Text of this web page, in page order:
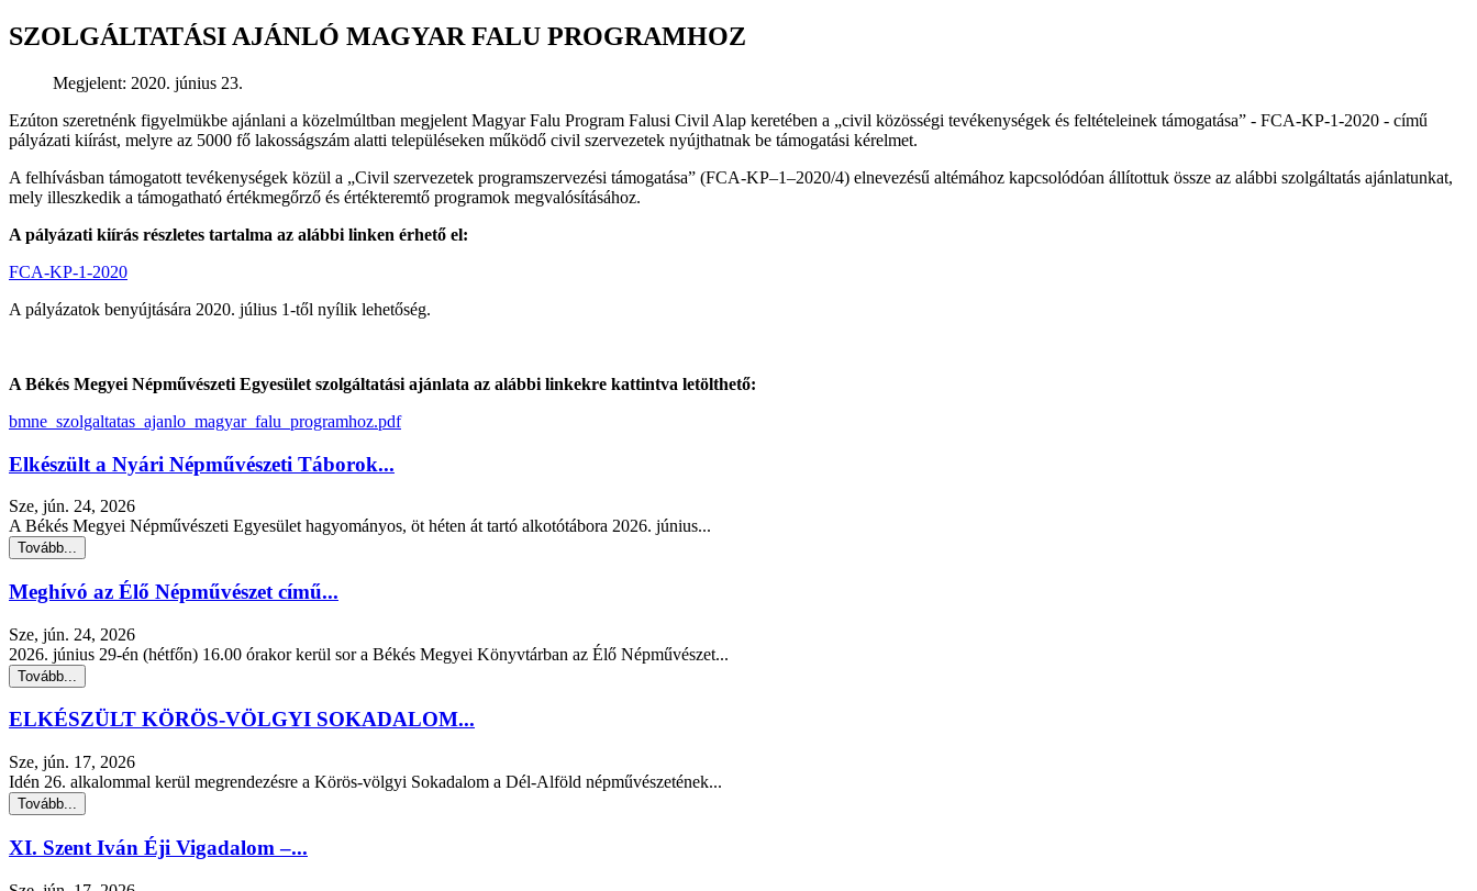
SZOLGÁLTATÁSI AJÁNLÓ MAGYAR FALU PROGRAMHOZ
Megjelent: 2020. június 23.
Ezúton szeretnénk figyelmükbe ajánlani a közelmúltban megjelent Magyar Falu Program Falusi Civil Alap keretében a „civil közösségi tevékenységek és feltételeinek támogatása” - FCA-KP-1-2020 - című
pályázati kiírást, melyre az 5000 fő lakosságszám alatti településeken működő civil szervezetek nyújthatnak be támogatási kérelmet.
A felhívásban támogatott tevékenységek közül a „Civil szervezetek programszervezési támogatása” (FCA-KP–1–2020/4) elnevezésű altémához kapcsolódóan állítottuk össze az alábbi szolgáltatás ajánlatunkat,
mely illeszkedik a támogatható értékmegőrző és értékteremtő programok megvalósításához.
A pályázati kiírás részletes tartalma az alábbi linken érhető el:
FCA-KP-1-2020
A pályázatok benyújtására 2020. július 1-től nyílik lehetőség.
A Békés Megyei Népművészeti Egyesület szolgáltatási ajánlata az alábbi linkekre kattintva letölthető:
bmne_szolgaltatas_ajanlo_magyar_falu_programhoz.pdf
Elkészült a Nyári Népművészeti Táborok...
Sze, jún. 24, 2026
A Békés Megyei Népművészeti Egyesület hagyományos, öt héten át tartó alkotótábora 2026. június...
Tovább...
Meghívó az Élő Népművészet című...
Sze, jún. 24, 2026
2026. június 29-én (hétfőn) 16.00 órakor kerül sor a Békés Megyei Könyvtárban az Élő Népművészet...
Tovább...
ELKÉSZÜLT KÖRÖS-VÖLGYI SOKADALOM...
Sze, jún. 17, 2026
Idén 26. alkalommal kerül megrendezésre a Körös-völgyi Sokadalom a Dél-Alföld népművészetének...
Tovább...
XI. Szent Iván Éji Vigadalom –...